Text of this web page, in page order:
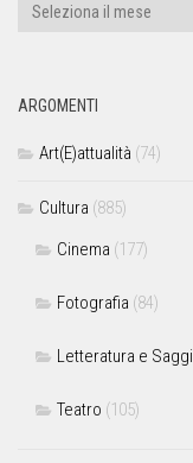
ARGOMENTI
Art(E)attualità (74)
Cultura (885)
Cinema (177)
Fotografia (84)
Letteratura e Saggi
Teatro (105)